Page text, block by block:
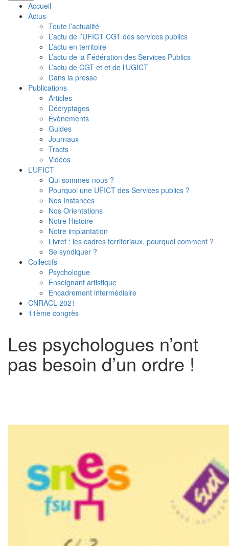
Accueil
Actus
Toute l’actualité
L’actu de l’UFICT CGT des services publics
L’actu en territoire
L’actu de la Fédération des Services Publics
L’actu de CGT et et de l’UGICT
Dans la presse
Publications
Articles
Décryptages
Évènements
Guides
Journaux
Tracts
Vidéos
L’UFICT
Qui sommes-nous ?
Pourquoi une UFICT des Services publics ?
Nos Instances
Nos Orientations
Notre Histoire
Notre implantation
Livret : les cadres territoriaux, pourquoi comment ?
Se syndiquer ?
Collectifs
Psychologue
Enseignant artistique
Encadrement intermédiaire
CNRACL 2021
11ème congrès
Les psychologues n’ont
pas besoin d’un ordre !